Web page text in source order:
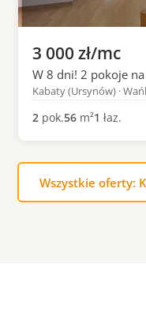
3 000 zł/mc
W 8 dni! 2 pokoje
Kabaty (Ursynów) ·
2 pok.56 m²1 łaz.
Wszystkie oferty: